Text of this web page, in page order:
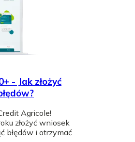
- Jak złożyć
Agricole!
złożyć wniosek
błędów i otrzymać